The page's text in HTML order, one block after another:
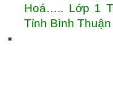
Hoá….. Lớp 1
Tỉnh Bình Thuận